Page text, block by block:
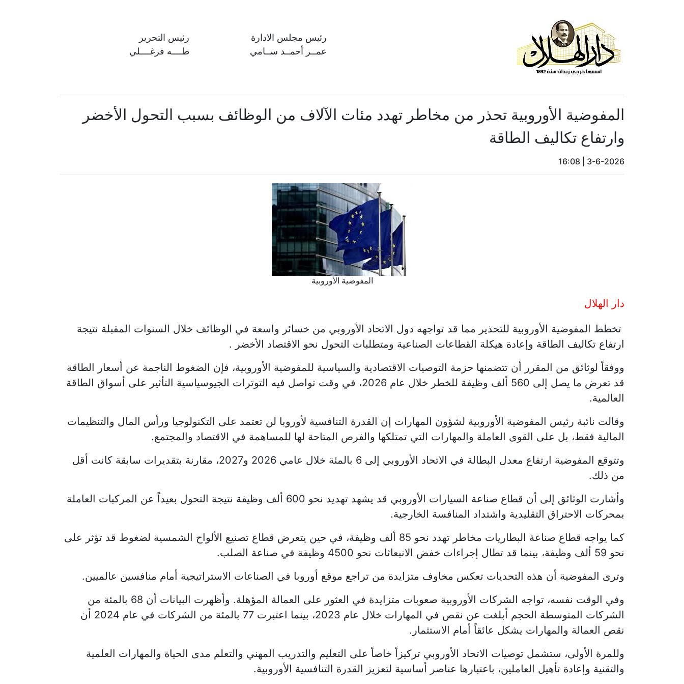
رئيس مجلس الادارة
عمــر أحمــد ســامي
رئيس التحرير
طــــه فرغــــلي
المفوضية الأوروبية تحذر من مخاطر تهدد مئات الآلاف من الوظائف بسبب التحول الأخضر
وارتفاع تكاليف الطاقة
3-6-2026
16:08
المفوضية الأوروبية
دار الهلال
تخطط المفوضية الأوروبية للتحذير مما قد تواجهه دول الاتحاد الأوروبي من خسائر واسعة في الوظائف خلال السنوات المقبلة نتيجة
ارتفاع تكاليف الطاقة وإعادة هيكلة القطاعات الصناعية ومتطلبات التحول نحو الاقتصاد الأخضر .
ووفقاً لوثائق من المقرر أن تتضمنها حزمة التوصيات الاقتصادية والسياسية للمفوضية الأوروبية، فإن الضغوط الناجمة عن أسعار الطاقة
قد تعرض ما يصل إلى 560 ألف وظيفة للخطر خلال عام 2026، في وقت تواصل فيه التوترات الجيوسياسية التأثير على أسواق الطاقة
العالمية.
وقالت نائبة رئيس المفوضية الأوروبية لشؤون المهارات إن القدرة التنافسية لأوروبا لن تعتمد على التكنولوجيا ورأس المال والتنظيمات
المالية فقط، بل على القوى العاملة والمهارات التي تمتلكها والفرص المتاحة لها للمساهمة في الاقتصاد والمجتمع.
وتتوقع المفوضية ارتفاع معدل البطالة في الاتحاد الأوروبي إلى 6 بالمئة خلال عامي 2026 و2027، مقارنة بتقديرات سابقة كانت أقل
من ذلك.
وأشارت الوثائق إلى أن قطاع صناعة السيارات الأوروبي قد يشهد تهديد نحو 600 ألف وظيفة نتيجة التحول بعيداً عن المركبات العاملة
بمحركات الاحتراق التقليدية واشتداد المنافسة الخارجية.
كما يواجه قطاع صناعة البطاريات مخاطر تهدد نحو 85 ألف وظيفة، في حين يتعرض قطاع تصنيع الألواح الشمسية لضغوط قد تؤثر على
نحو 59 ألف وظيفة، بينما قد تطال إجراءات خفض الانبعاثات نحو 4500 وظيفة في صناعة الصلب.
وترى المفوضية أن هذه التحديات تعكس مخاوف متزايدة من تراجع موقع أوروبا في الصناعات الاستراتيجية أمام منافسين عالميين.
وفي الوقت نفسه، تواجه الشركات الأوروبية صعوبات متزايدة في العثور على العمالة المؤهلة. وأظهرت البيانات أن 68 بالمئة من
الشركات المتوسطة الحجم أبلغت عن نقص في المهارات خلال عام 2023، بينما اعتبرت 77 بالمئة من الشركات في عام 2024 أن
نقص العمالة والمهارات يشكل عائقاً أمام الاستثمار.
وللمرة الأولى، ستشمل توصيات الاتحاد الأوروبي تركيزاً خاصاً على التعليم والتدريب المهني والتعلم مدى الحياة والمهارات العلمية
والتقنية وإعادة تأهيل العاملين، باعتبارها عناصر أساسية لتعزيز القدرة التنافسية الأوروبية.